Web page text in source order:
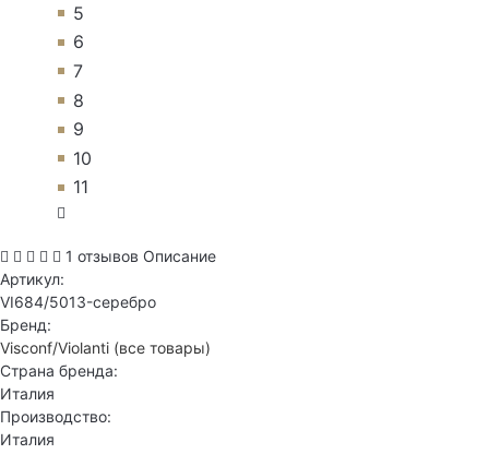
5
6
7
8
9
10
11
1 отзывов Описание
Артикул:
VI684/5013-серебро
Бренд:
Visconf/Violanti (все товары)
Страна бренда:
Италия
Производство:
Италия